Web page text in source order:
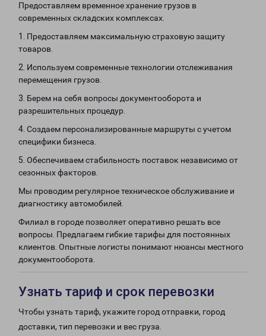
Предоставляем временное хранение грузов в
современных складских комплексах.
1. Предоставляем максимальную страховую защиту
товаров.
2. Используем современные технологии отслеживания
перемещения грузов.
3. Берем на себя вопросы документооборота и
разрешительных процедур.
4. Создаем персонализированные маршруты с учетом
специфики бизнеса.
5. Обеспечиваем стабильность поставок независимо от
сезонных факторов.
Мы проводим регулярное техническое обслуживание и
диагностику автомобилей.
Филиал в городе позволяет оперативно решать все
вопросы. Предлагаем гибкие тарифы для постоянных
клиентов. Опытные логисты понимают нюансы местного
документооборота.
Узнать тариф и срок перевозки
Чтобы узнать тариф, укажите город отправки, город
доставки, тип перевозки и вес груза.